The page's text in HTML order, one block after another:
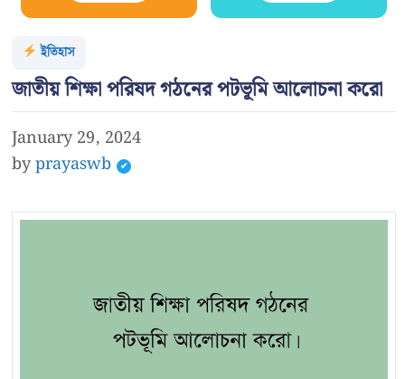
ইতিহাস
জাতীয় শিক্ষা পরিষদ গঠনের পটভূমি আলোচনা করো
January 29, 2024
byprayaswb